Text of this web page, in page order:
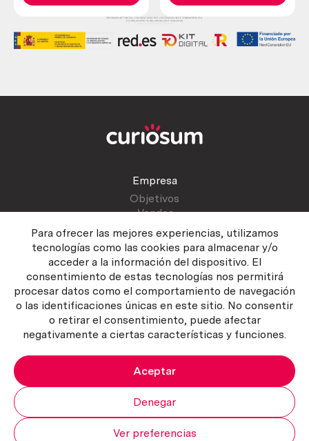
Para ofrecer las mejores experiencias, utilizamos
tecnologías como las cookies para almacenar y/o
acceder a la información del dispositivo. El
consentimiento de estas tecnologías nos permitirá
procesar datos como el comportamiento de navegación
o las identificaciones únicas en este sitio. No consentir
o retirar el consentimiento, puede afectar
negativamente a ciertas características y funciones.
Aceptar
Denegar
Ver preferencias
Empresa
Objetivos
Vender
Atención al cliente
Contactar
Manual del vendedor
Política del servicio
Política de Cookies
Copyright ©2026 Curiosum S.L. Todos los derechos reservados.